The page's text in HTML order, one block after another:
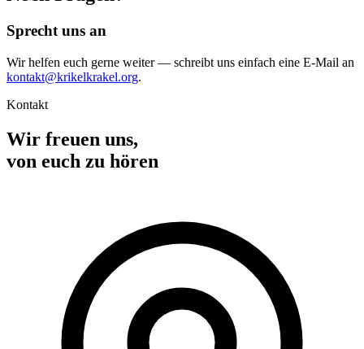
Sprecht uns an
Wir helfen euch gerne weiter — schreibt uns einfach eine E-Mail an
kontakt@krikelkrakel.org.
Kontakt
Wir freuen uns,
von euch zu hören